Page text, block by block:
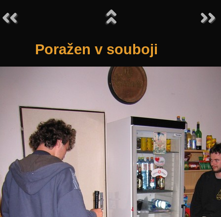
Poražen v souboji